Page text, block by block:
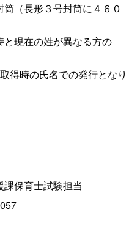
筒（長形３号封筒に４６０
と現在の姓が異なる方の
得時の氏名での発行となり
保育士試験担当